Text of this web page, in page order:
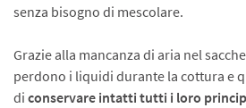
senza bisogno di mescolare.
Grazie alla mancanza di aria nel
perdono i liquidi durante la cottura e
di conservare intatti tutti i loro